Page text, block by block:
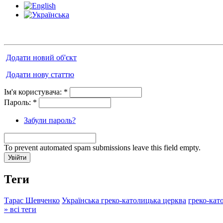
Додати новий об'єкт
Додати нову статтю
Ім'я користувача: *
Пароль: *
Забули пароль?
To prevent automated spam submissions leave this field empty.
Теги
Тарас Шевченко Українська греко-католицька церква греко-
» всі теги